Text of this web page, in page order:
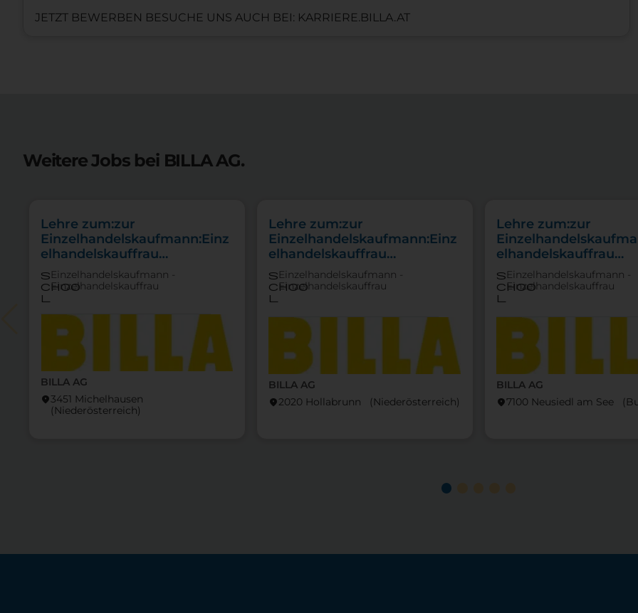
JETZT BEWERBEN BESUCHE UNS AUCH BEI: KARRIERE.BILLA.AT
Weitere Jobs bei BILLA AG.
BILLA AG
location_on3451 Michelhausen
(Nieder­österreich)
Lehre zum:zur
Einzelhandelskaufmann:Einz
elhandelskauffrau
Schwerpunkt Lebensmittel
s
choo
l
Einzelhandelskaufmann -
Einzelhandelskauffrau
BILLA AG
location_on2020 Hollabrunn (Nieder­österreich)
Lehre zum:zur
Einzelhandelskaufmann:Einz
elhandelskauffrau
Schwerpunkt
Feinkostfachverkauf
s
choo
l
Einzelhandelskaufmann -
Einzelhandelskauffrau
BILLA AG
location_on7100 Neusiedl am See
Lehre zum:zur
elhandelskauffrau
Schwerpunkt
Feinkostfachverkauf
s
choo
l
Einzelhandelskaufmann -
Einzelhandelskauffrau